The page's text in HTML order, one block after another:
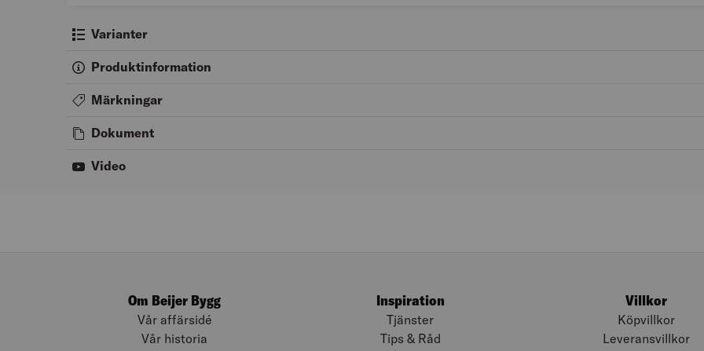
Varianter
Produktinformation
Märkningar
Dokument
Video
Om Beijer Bygg
Vår affärsidé
Vår historia
Inspiration
Tjänster
Tips & Råd
Villkor
Köpvillkor
Leveransvillkor